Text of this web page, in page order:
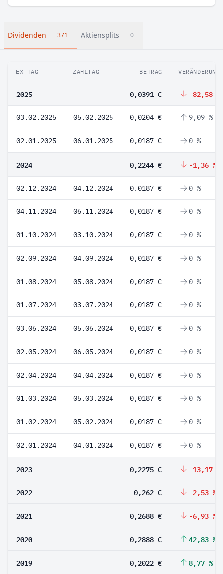
Dividenden 371 Aktiensplits 0
EX-TAG ZAHLTAG BETRAG VERÄNDERUNG
2025 0,0391 € -82,58 %
03.02.2025 05.02.2025 0,0204 € 9,09 %
02.01.2025 06.01.2025 0,0187 € 0 %
2024 0,2244 € -1,36 %
02.12.2024 04.12.2024 0,0187 € 0 %
04.11.2024 06.11.2024 0,0187 € 0 %
01.10.2024 03.10.2024 0,0187 € 0 %
02.09.2024 04.09.2024 0,0187 € 0 %
01.08.2024 05.08.2024 0,0187 € 0 %
01.07.2024 03.07.2024 0,0187 € 0 %
03.06.2024 05.06.2024 0,0187 € 0 %
02.05.2024 06.05.2024 0,0187 € 0 %
02.04.2024 04.04.2024 0,0187 € 0 %
01.03.2024 05.03.2024 0,0187 € 0 %
01.02.2024 05.02.2024 0,0187 € 0 %
02.01.2024 04.01.2024 0,0187 € 0 %
2023 0,2275 € -13,17 %
2022 0,262 € -2,53 %
2021 0,2688 € -6,93 %
2020 0,2888 € 42,83 %
2019 0,2022 € 8,77 %